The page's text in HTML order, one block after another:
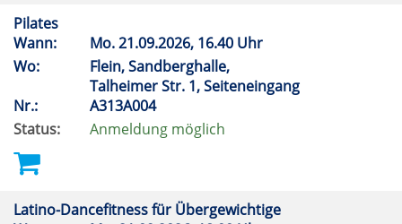
Pilates
Wann:
Mo.21.09.2026, 16.40 Uhr
Wo:
Flein, Sandberghalle,
Talheimer Str. 1, Seiteneingang
Nr.:
A313A004
Status:
Anmeldung möglich
Latino-Dancefitness für Übergewichtige